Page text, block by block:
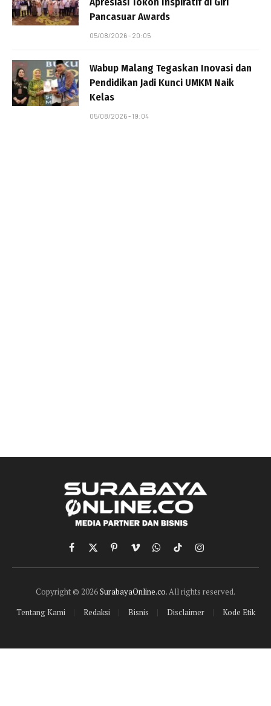
Pancasuar Awards
05/08/2026 - 20:05
Wabup Malang Tegaskan Inovasi dan
Pendidikan Jadi Kunci UMKM Naik
Kelas
05/08/2026 - 19:04
Facebook
X
(Twitter)
PinterestVimeoWhatsApp
TikTokInstagram
Copyright © 2026SurabayaOnline.co. All rights reserved.
Tentang Kami
Redaksi Bisnis Disclaimer Kode Etik